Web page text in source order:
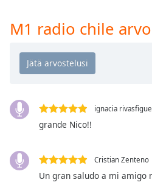
Rate
Chapters
Descriptions
descriptions
off
selected
M1 radio chile
ignacia
grande Nico!!
Cristian Zenteno
Un gran saludo a mi amigo